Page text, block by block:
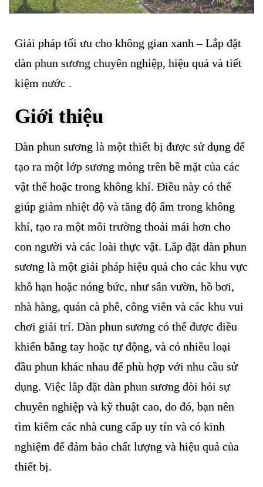
Giải pháp tối ưu cho không gian xanh – Lắp đặt
dàn phun sương chuyên nghiệp, hiệu quả và tiết
kiệm nước .
Giới thiệu
Dàn phun sương là một thiết bị được sử dụng để
tạo ra một lớp sương mỏng trên bề mặt của các
vật thể hoặc trong không khí. Điều này có thể
giúp giảm nhiệt độ và tăng độ ẩm trong không
khí, tạo ra một môi trường thoải mái hơn cho
con người và các loài thực vật. Lắp đặt dàn phun
sương là một giải pháp hiệu quả cho các khu vực
khô hạn hoặc nóng bức, như sân vườn, hồ bơi,
nhà hàng, quán cà phê, công viên và các khu vui
chơi giải trí. Dàn phun sương có thể được điều
khiển bằng tay hoặc tự động, và có nhiều loại
đầu phun khác nhau để phù hợp với nhu cầu sử
dụng. Việc lắp đặt dàn phun sương đòi hỏi sự
chuyên nghiệp và kỹ thuật cao, do đó, bạn nên
tìm kiếm các nhà cung cấp uy tín và có kinh
nghiệm để đảm bảo chất lượng và hiệu quả của
thiết bị.